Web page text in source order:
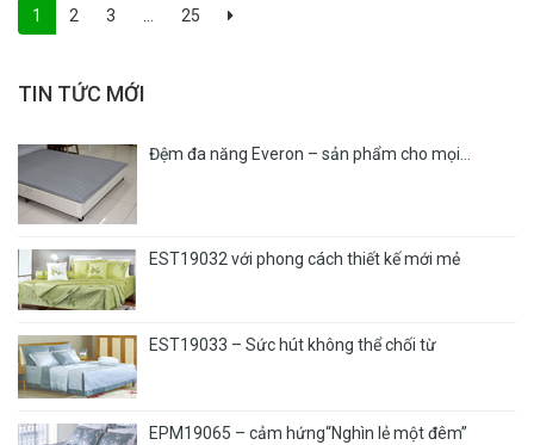
1 2 3 ... 25
TIN TỨC MỚI
Đệm đa năng Everon – sản phẩm cho mọi...
EST19032 với phong cách thiết kế mới mẻ
EST19033 – Sức hút không thể chối từ
EPM19065 – cảm hứng“Nghìn lẻ một đêm”